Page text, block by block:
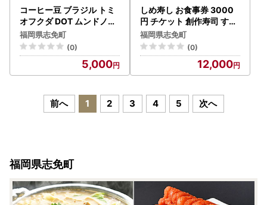
コーヒー豆 ブラジル トミ
オフクダ DOT ムンドノー
ボ 100g お試し 自家焙煎
ドリンク 飲料
福岡県志免町
(0)
5,000
しめ寿し お食事券 3000
円 チケット 創作寿司 すし
鮨 割烹 和食 グルメ 記念日
福岡県 志免町 送料無料
福岡県志免町
(0)
12,000
前へ 1 2 3 4 5 次へ
福岡県志免町